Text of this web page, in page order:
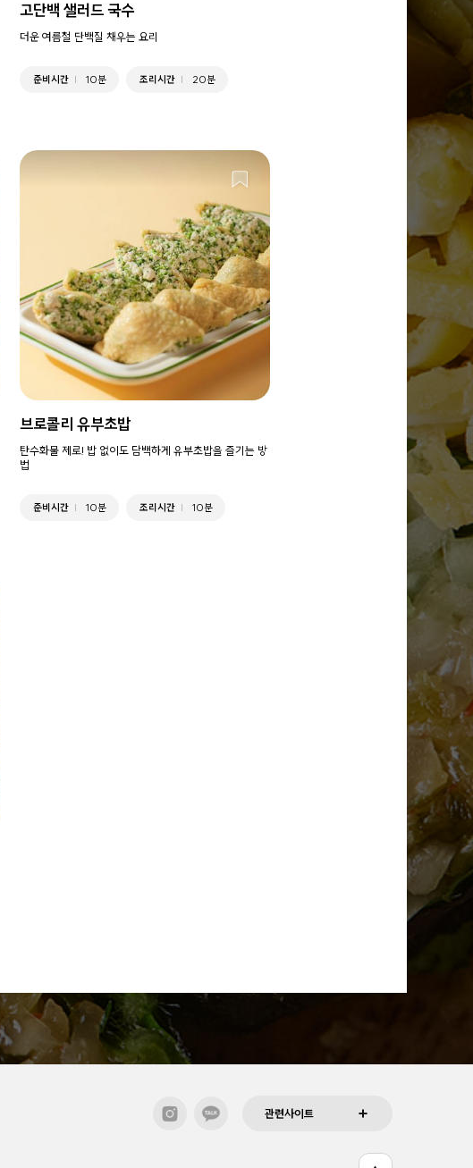
고단백 샐러드 국수
더운 여름철 단백질 채우는 요리
준비시간 10분 조리시간 20분
브로콜리 유부초밥
탄수화물 제로! 밥 없이도 담백하게 유부초밥을 즐기는 방
법
준비시간 10분 조리시간 10분
관련사이트